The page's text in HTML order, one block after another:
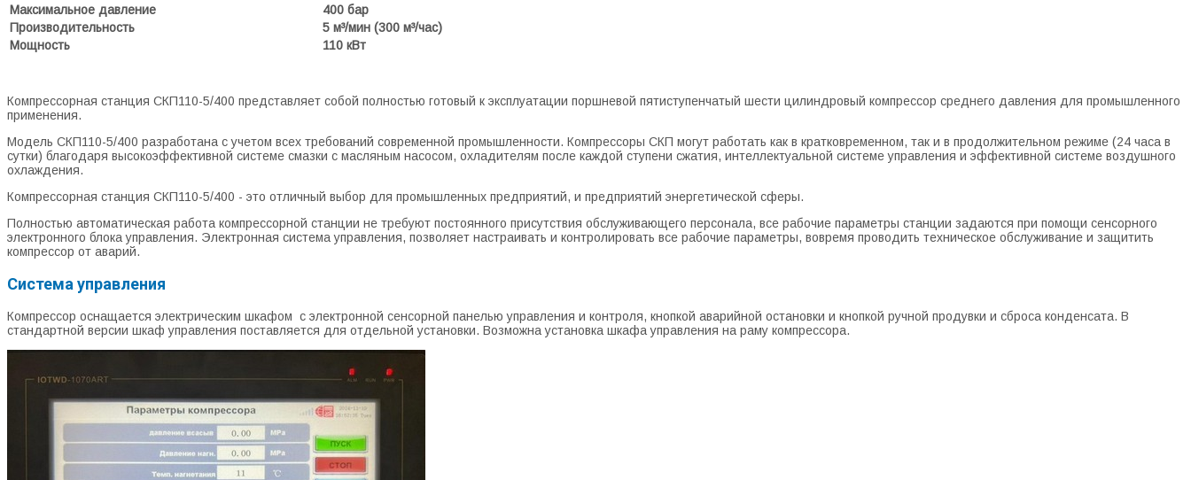
Максимальное давление
400 бар
Производительность
5 м³/мин (300 м³/час)
Мощность
110 кВт
Компрессорная станция СКП110-5/400 представляет собой полностью готовый к эксплуатации поршневой пятиступенчатый шести цилиндровый компрессор среднего давления для промышленного
применения.
Модель СКП110-5/400 разработана с учетом всех требований современной промышленности. Компрессоры СКП могут работать как в кратковременном, так и в продолжительном режиме (24 часа в
сутки) благодаря высокоэффективной системе смазки с масляным насосом, охладителям после каждой ступени сжатия, интеллектуальной системе управления и эффективной системе воздушного
охлаждения.
Компрессорная станция СКП110-5/400 - это отличный выбор для промышленных предприятий, и предприятий энергетической сферы.
Полностью автоматическая работа компрессорной станции не требуют постоянного присутствия обслуживающего персонала, все рабочие параметры станции задаются при помощи сенсорного
электронного блока управления. Электронная система управления, позволяет настраивать и контролировать все рабочие параметры, вовремя проводить техническое обслуживание и защитить
компрессор от аварий.
Система управления
Компрессор оснащается электрическим шкафом с электронной сенсорной панелью управления и контроля, кнопкой аварийной остановки и кнопкой ручной продувки и сброса конденсата. В
стандартной версии шкаф управления поставляется для отдельной установки. Возможна установка шкафа управления на раму компрессора.